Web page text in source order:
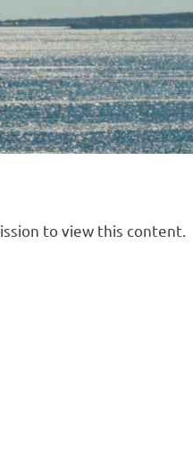
to view this content.